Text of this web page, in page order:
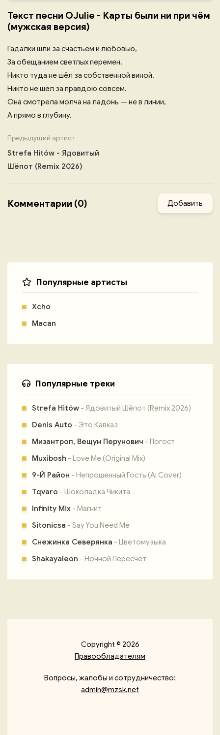
Текст песни OJulie - Карты были ни при чём
(мужская версия)
Гадалки шли за счастьем и любовью,
За обещанием светлых перемен.
Никто туда не шёл за собственной виной,
Никто не шёл за правдою совсем.
Она смотрела молча на ладонь — не в линии,
А прямо в глубину.
Предыдущий артист
Strefa Hitów - Ядовитый
Шёпот (Remix 2026)
Комментарии (0) Добавить
Популярные артисты
Xcho
Macan
Популярные треки
Strefa Hitów - Ядовитый Шёпот (Remix 2026)
Denis Auto - Это Кавказ
Мизантроп, Вещун Перунович - Погост
Muxibosh - Love Me (Original Mix)
9-Й Район - Непрошенный Гость (Ai Cover)
Tqvaro - Шоколадка Чикита
Infinity Mix - Магнит
Sitonicsa - Say You Need Me
Снежинка Северянка - Цветомузыка
Shakayaleon - Ночной Пересчёт
Copyright © 2026
Правообладателям
Вопросы, жалобы и сотрудничество:
admin@mzsk.net